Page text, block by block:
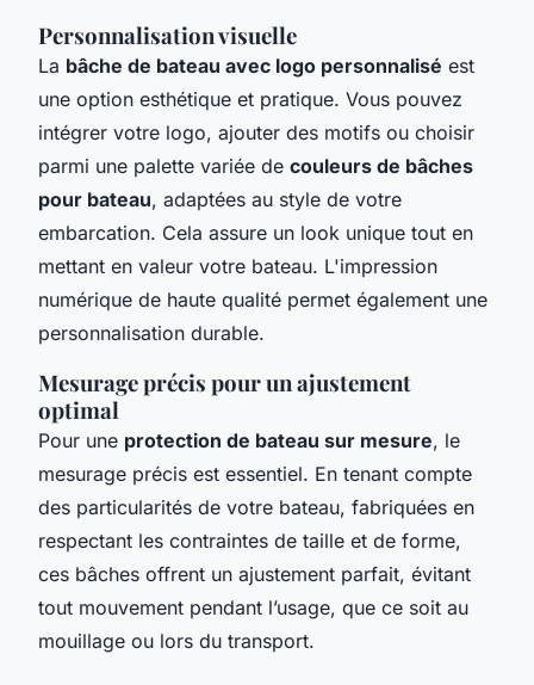
Personnalisation visuelle
La bâche de bateau avec logo personnalisé est
une option esthétique et pratique. Vous pouvez
intégrer votre logo, ajouter des motifs ou choisir
parmi une palette variée de couleurs de bâches
pour bateau, adaptées au style de votre
embarcation. Cela assure un look unique tout en
mettant en valeur votre bateau. L'impression
numérique de haute qualité permet également une
personnalisation durable.
Mesurage précis pour un ajustement
optimal
Pour une protection de bateau sur mesure, le
mesurage précis est essentiel. En tenant compte
des particularités de votre bateau, fabriquées en
respectant les contraintes de taille et de forme,
ces bâches offrent un ajustement parfait, évitant
tout mouvement pendant l’usage, que ce soit au
mouillage ou lors du transport.